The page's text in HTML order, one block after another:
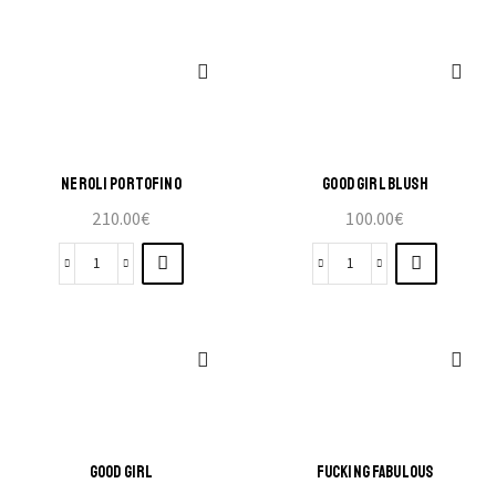
NEROLI PORTOFINO
210.00€
GOOD GIRL BLUSH
100.00€
GOOD GIRL FUCKING FABULOUS